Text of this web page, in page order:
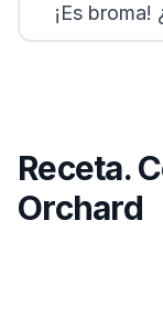
¡Es broma!
Receta.
Orchard